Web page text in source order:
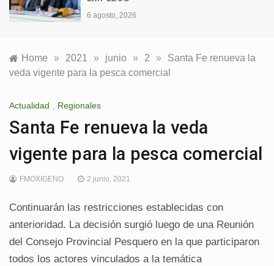
Home » 2021 » junio » 2 »
Santa Fe renueva la
veda vigente para la pesca comercial
Actualidad , Regionales
Santa Fe renueva la veda
vigente para la pesca comercial
FMOXIGENO 2 junio, 2021
Continuarán las restricciones establecidas con
anterioridad. La decisión surgió luego de una Reunión
del Consejo Provincial Pesquero en la que participaron
todos los actores vinculados a la temática